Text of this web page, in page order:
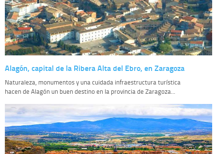
Alagón, capital de la Ribera Alta del Ebro, en Zaragoza
Naturaleza, monumentos y una cuidada infraestructura turística
hacen de Alagón un buen destino en la provincia de Zaragoza...